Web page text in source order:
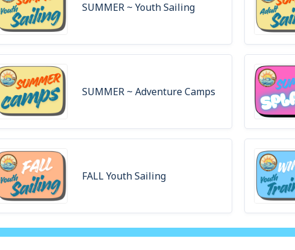
SUMMER ~ Youth Sailing
SUMMER ~ Adventure Camps
FALL Youth Sailing